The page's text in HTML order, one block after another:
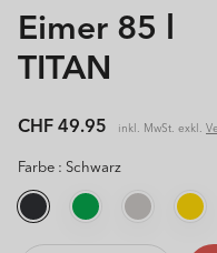
Eimer 85 l
TITAN
Normaler
Preis
CHF 49.95 inkl. MwSt. exkl.
Farbe : Schwarz